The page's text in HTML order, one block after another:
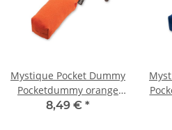
Mystique Pocket Dummy
Pocketdummy orange
150g
8,49 € *